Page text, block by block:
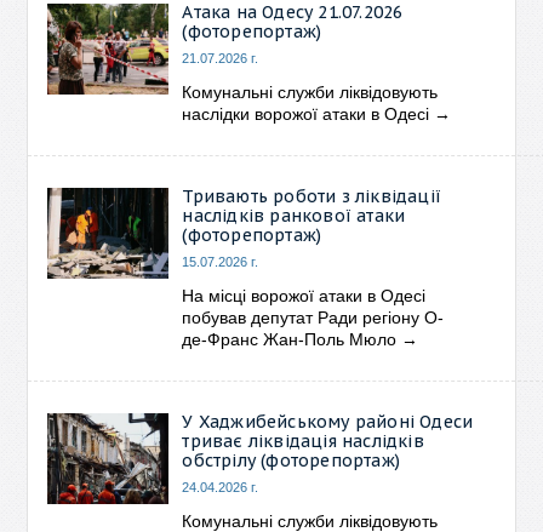
Атака на Одесу 21.07.2026
(фоторепортаж)
21.07.2026 г.
Комунальні служби ліквідовують
наслідки ворожої атаки в Одесі →
Тривають роботи з ліквідації
наслідків ранкової атаки
(фоторепортаж)
15.07.2026 г.
На місці ворожої атаки в Одесі
побував депутат Ради регіону О-
де-Франс Жан-Поль Мюло →
У Хаджибейському районі Одеси
триває ліквідація наслідків
обстрілу (фоторепортаж)
24.04.2026 г.
Комунальні служби ліквідовують